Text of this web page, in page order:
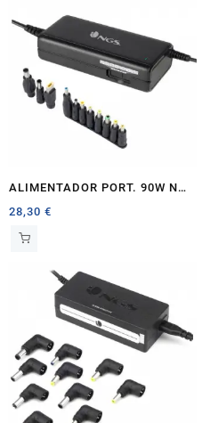
ALIMENTADOR PORT. 90W NGS
BAN MANUAL 11 TIPS
28,30 €